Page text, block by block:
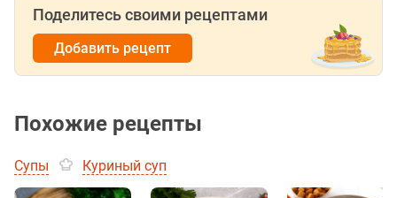
Поделитесь своими рецептами
Добавить рецепт
Похожие рецепты
Супы Куриный суп